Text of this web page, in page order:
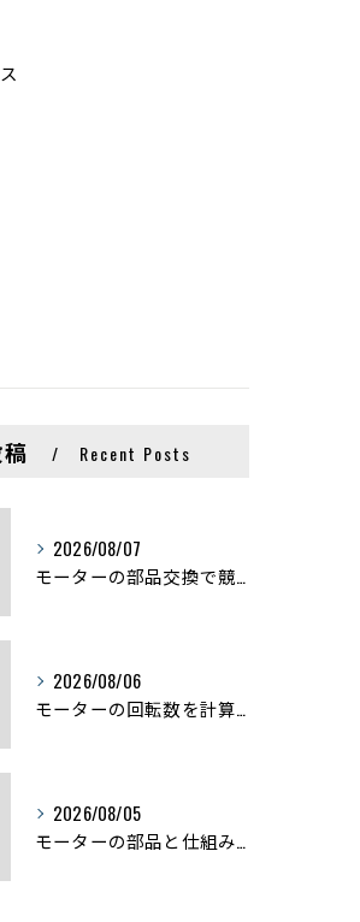
Recent Posts
2026/08/07
モーターの部品交換で競艇予想力を高める基礎知識と実費負担のポイント
2026/08/06
モーターの回転数を計算から実践まで徹底解説
2026/08/05
モーターの部品と仕組みを図解で学ぶ基礎知識まとめ